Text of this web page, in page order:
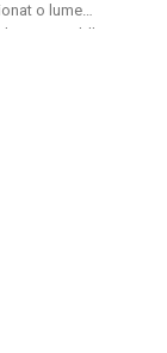
o lume
McDonald’s